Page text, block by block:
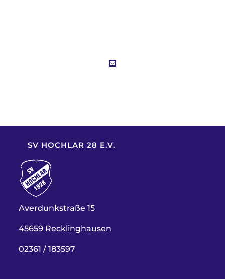
SV HOCHLAR 28 E.V.
Averdunkstraße 15
45659 Recklinghausen
02361 / 183597